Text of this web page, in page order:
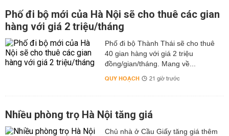
Phố đi bộ mới của Hà Nội sẽ cho thuê các gian
hàng với giá 2 triệu/tháng
Phố đi bộ Thành Thái sẽ cho thuê
40 gian hàng với giá 2 triệu
đồng/gian/tháng. Mang về...
QUY HOẠCH 21 giờ trước
Nhiều phòng trọ Hà Nội tăng giá
Chủ nhà ở Cầu Giấy tăng giá thêm